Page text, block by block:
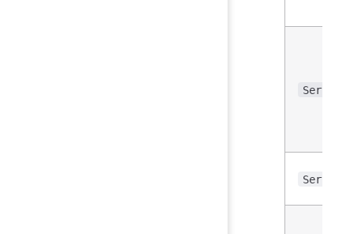
Server